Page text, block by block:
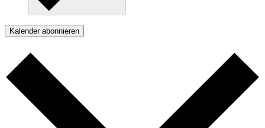
Kalender abonnieren